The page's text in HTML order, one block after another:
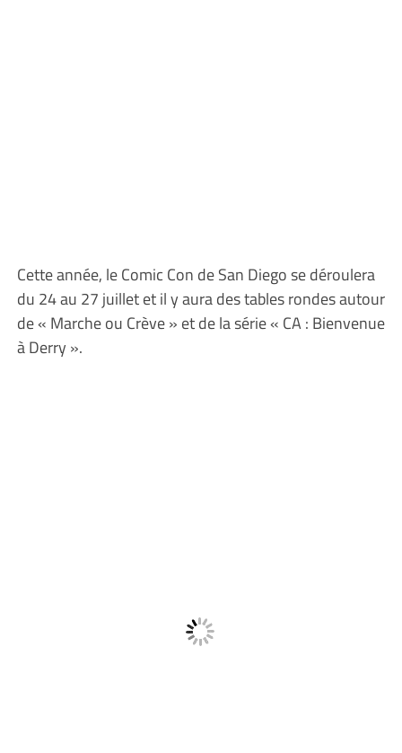
Cette année, le Comic Con de San Diego se déroulera
du 24 au 27 juillet et il y aura des tables rondes autour
de « Marche ou Crève » et de la série « CA : Bienvenue
à Derry ».